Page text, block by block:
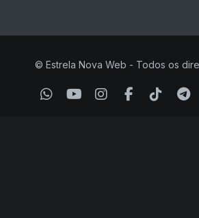
© Estrela Nova Web - Todos os